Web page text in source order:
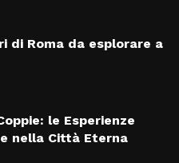
di Roma da esplorare a
le Esperienze
nella Città Eterna